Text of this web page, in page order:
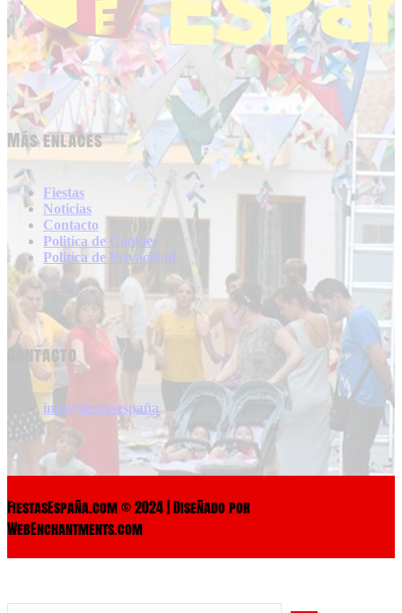
Más enlaces
Fiestas
Noticias
Contacto
Politica de Cookies
Politica de Privacidad
Contacto
info@fiestasespaña
FiestasEspaña.com © 2024 | Diseñado por
WebEnchantments.com